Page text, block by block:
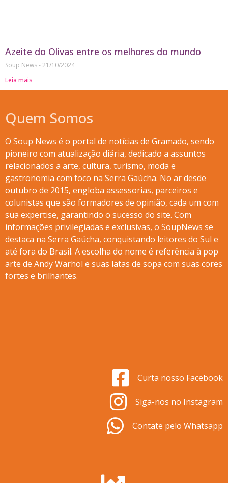
Azeite do Olivas entre os melhores do mundo
Soup News 21/10/2024
Leia mais
Quem Somos
O Soup News é o portal de notícias de Gramado, sendo
pioneiro com atualização diária, dedicado a assuntos
relacionados a arte, cultura, turismo, moda e
gastronomia com foco na Serra Gaúcha. No ar desde
outubro de 2015, engloba assessorias, parceiros e
colunistas que são formadores de opinião, cada um com
sua expertise, garantindo o sucesso do site. Com
informações privilegiadas e exclusivas, o SoupNews se
destaca na Serra Gaúcha, conquistando leitores do Sul e
até fora do Brasil. A escolha do nome é referência à pop
arte de Andy Warhol e suas latas de sopa com suas cores
fortes e brilhantes.
Curta nosso Facebook
Siga-nos no Instagram
Contate pelo Whatsapp